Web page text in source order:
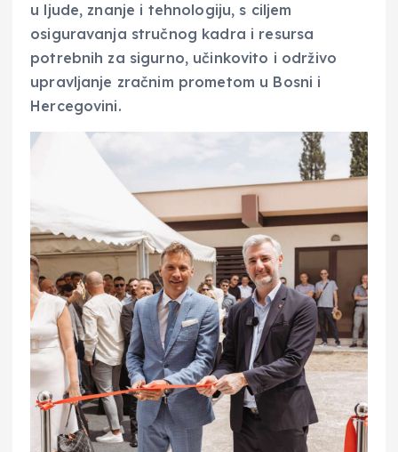
u ljude, znanje i tehnologiju, s ciljem
osiguravanja stručnog kadra i resursa
potrebnih za sigurno, učinkovito i održivo
upravljanje zračnim prometom u Bosni i
Hercegovini.